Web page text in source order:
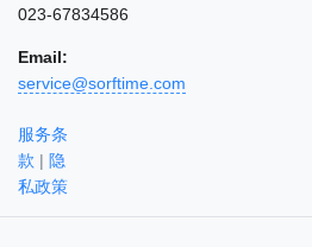
023-67834586
Email:
service@sorftime.com
服务条
款 | 隐
私政策